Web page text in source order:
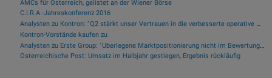
AMCs für Österreich, gelistet an der Wiener Börse
C.I.R.A.-Jahreskonferenz 2016
Analysten zu Kontron: "Q2 stärkt unser Vertrauen in die verbesserte operative Qualität"
Kontron-Vorstände kaufen zu
Analysten zu Erste Group: "Überlegene Marktpositionierung nicht im Bewertungsniveau reflektiert"
Österreichische Post: Umsatz im Halbjahr gestiegen, Ergebnis rückläufig